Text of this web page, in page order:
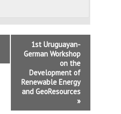
1st Uruguayan-
German Workshop
on the
Development of
Renewable Energy
and GeoResources
»